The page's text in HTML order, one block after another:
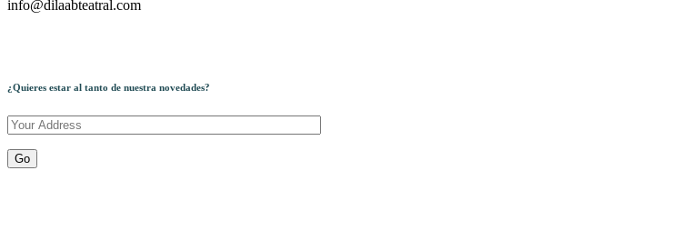
info@dilaabteatral.com
¿Quieres estar al tanto de nuestra novedades?